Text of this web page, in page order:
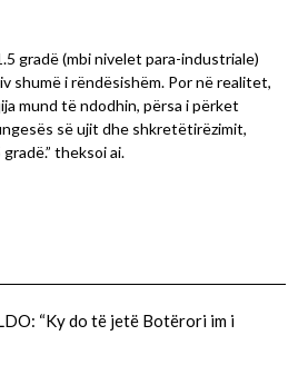
gradë (mbi nivelet para-industriale)
shumë i rëndësishëm. Por në realitet,
mund të ndodhin, përsa i përket
së ujit dhe shkretëtirëzimit,
theksoi ai.
“Ky do të jetë Botërori im i